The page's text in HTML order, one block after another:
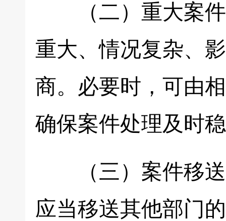
（二）重大案件
重大、情况复杂、
商。必要时，可由
确保案件处理及时
（三）案件移送
应当移送其他部门